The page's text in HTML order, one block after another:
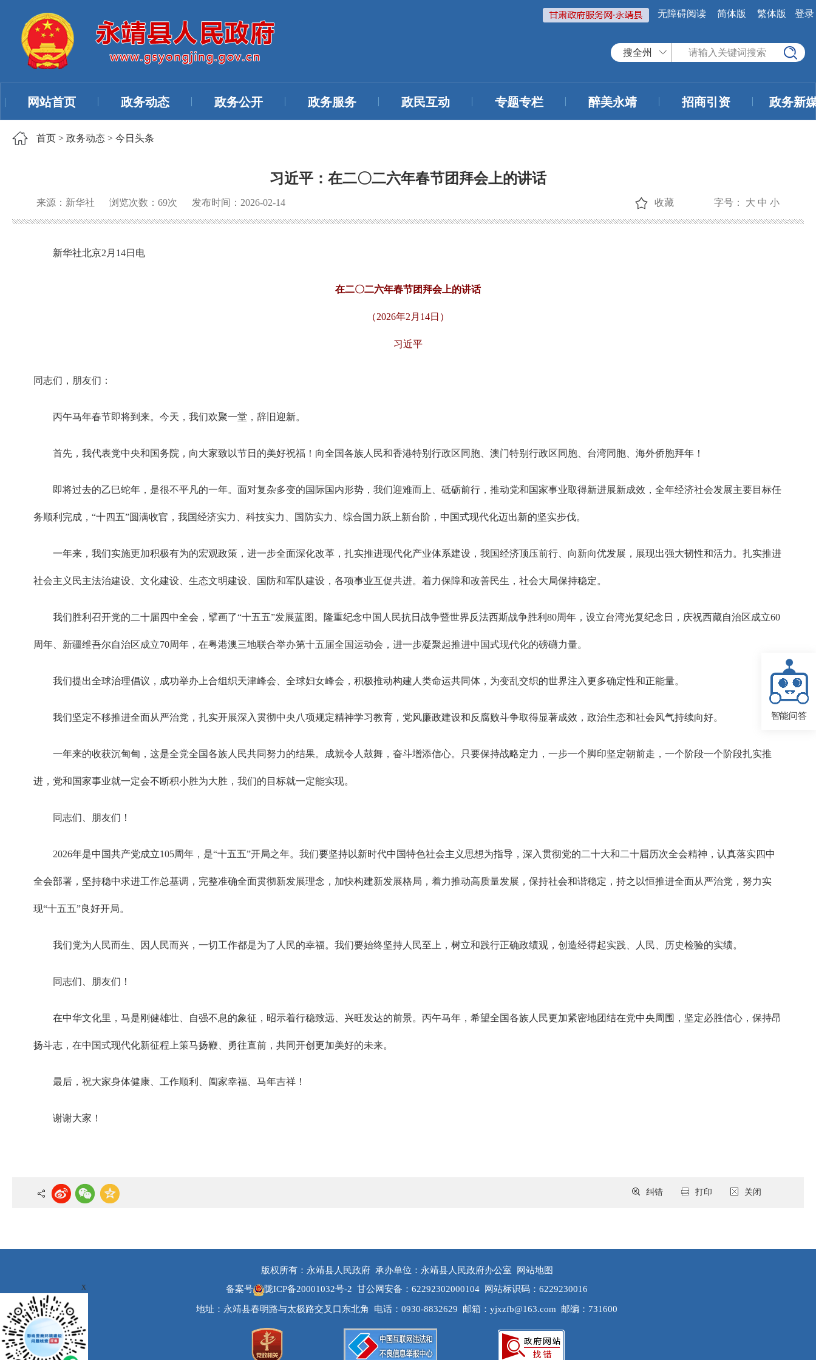
无障碍阅读 简体版 繁体版 登录
搜全州
网站首页 政务动态 政务公开 政务服务 政民互动 专题专栏 醉美永靖 招商引资 政务新
首页 > 政务动态 > 今日头条
习近平：在二〇二六年春节团拜会上的讲话
来源：新华社 浏览次数： 69次 发布时间：2026-02-14 字号： 大 中 小
收藏
新华社北京2月14日电
在二〇二六年春节团拜会上的讲话
（2026年2月14日）
习近平
同志们，朋友们：
丙午马年春节即将到来。今天，我们欢聚一堂，辞旧迎新。
首先，我代表党中央和国务院，向大家致以节日的美好祝福！向全国各族人民和香港特别行政区同胞、澳门特别行政区同胞、台湾同胞、海外侨胞拜年！
即将过去的乙巳蛇年，是很不平凡的一年。面对复杂多变的国际国内形势，我们迎难而上、砥砺前行，推动党和国家事业取得新进展新成效，全年经济社会发展主要目标任
务顺利完成，“十四五”圆满收官，我国经济实力、科技实力、国防实力、综合国力跃上新台阶，中国式现代化迈出新的坚实步伐。
一年来，我们实施更加积极有为的宏观政策，进一步全面深化改革，扎实推进现代化产业体系建设，我国经济顶压前行、向新向优发展，展现出强大韧性和活力。扎实推进
社会主义民主法治建设、文化建设、生态文明建设、国防和军队建设，各项事业互促共进。着力保障和改善民生，社会大局保持稳定。
我们胜利召开党的二十届四中全会，擘画了“十五五”发展蓝图。隆重纪念中国人民抗日战争暨世界反法西斯战争胜利80周年，设立台湾光复纪念日，庆祝西藏自治区成立60
周年、新疆维吾尔自治区成立70周年，在粤港澳三地联合举办第十五届全国运动会，进一步凝聚起推进中国式现代化的磅礴力量。
我们提出全球治理倡议，成功举办上合组织天津峰会、全球妇女峰会，积极推动构建人类命运共同体，为变乱交织的世界注入更多确定性和正能量。
我们坚定不移推进全面从严治党，扎实开展深入贯彻中央八项规定精神学习教育，党风廉政建设和反腐败斗争取得显著成效，政治生态和社会风气持续向好。
一年来的收获沉甸甸，这是全党全国各族人民共同努力的结果。成就令人鼓舞，奋斗增添信心。只要保持战略定力，一步一个脚印坚定朝前走，一个阶段一个阶段扎实推
进，党和国家事业就一定会不断积小胜为大胜，我们的目标就一定能实现。
同志们、朋友们！
2026年是中国共产党成立105周年，是“十五五”开局之年。我们要坚持以新时代中国特色社会主义思想为指导，深入贯彻党的二十大和二十届历次全会精神，认真落实四中
全会部署，坚持稳中求进工作总基调，完整准确全面贯彻新发展理念，加快构建新发展格局，着力推动高质量发展，保持社会和谐稳定，持之以恒推进全面从严治党，努力实
现“十五五”良好开局。
我们党为人民而生、因人民而兴，一切工作都是为了人民的幸福。我们要始终坚持人民至上，树立和践行正确政绩观，创造经得起实践、人民、历史检验的实绩。
同志们、朋友们！
在中华文化里，马是刚健雄壮、自强不息的象征，昭示着行稳致远、兴旺发达的前景。丙午马年，希望全国各族人民更加紧密地团结在党中央周围，坚定必胜信心，保持昂
扬斗志，在中国式现代化新征程上策马扬鞭、勇往直前，共同开创更加美好的未来。
最后，祝大家身体健康、工作顺利、阖家幸福、马年吉祥！
谢谢大家！
关闭
打印
纠错
版权所有：永靖县人民政府 承办单位：永靖县人民政府办公室
网站地图
备案号
陇ICP备20001032号-2 甘公网安备：62292302000104 网站标识码：6229230016
地址：永靖县春明路与太极路交叉口东北角 电话：0930-8832629 邮箱：yjxzfb@163.com 邮编：731600
智能问答
x